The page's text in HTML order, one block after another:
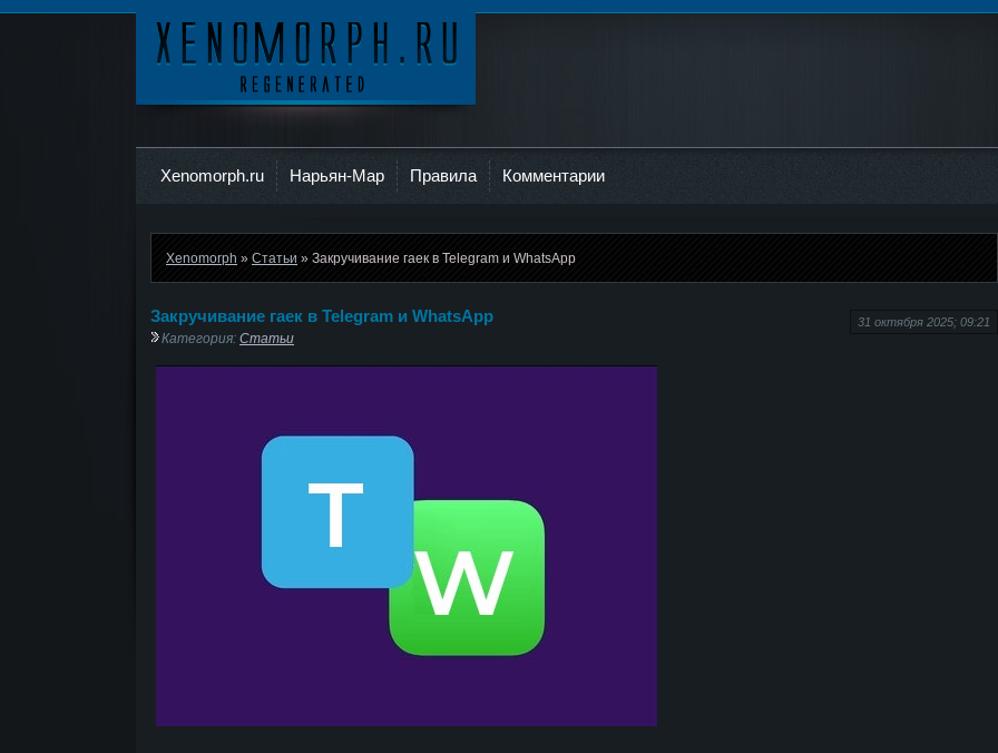
Xenomorph.ru Нарьян-Мар Правила Комментарии
Xenomorph » Статьи » Закручивание гаек в Telegram и WhatsApp
31 октября 2025; 09:21
Закручивание гаек в Telegram и WhatsApp
Категория: Статьи